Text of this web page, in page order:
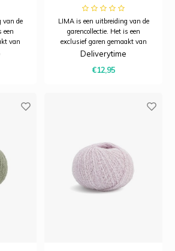
van de
een
van
LIMA is een uitbreiding van de
garencollectie. Het is een
exclusief garen gemaakt van
50% Zuid-Amerikaanse
zijde en 25% baby-alpaca,
Deliverytime
€12,95